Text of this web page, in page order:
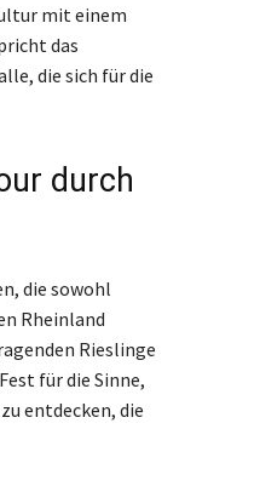
mit einem
das
die sich für die
durch
die sowohl
Rheinland
Rieslinge
für die Sinne,
entdecken, die